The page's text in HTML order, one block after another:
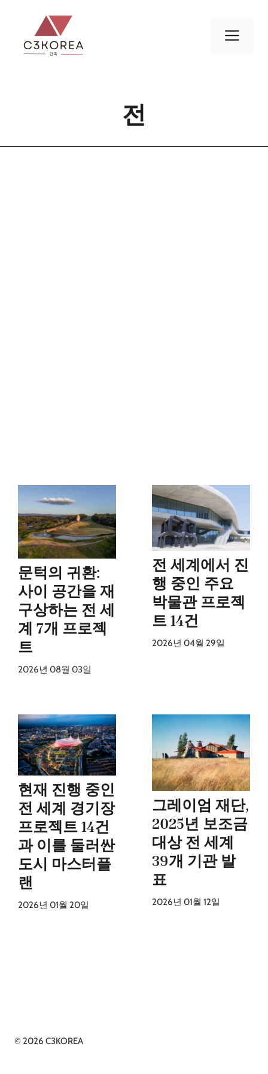
메
전
문턱의 귀환:
사이 공간을 재
구상하는 전 세
계 7개 프로젝
트
2026년 08월 03일
전 세계에서 진
행 중인 주요
박물관 프로젝
트 14건
2026년 04월 29일
현재 진행 중인
전 세계 경기장
프로젝트 14건
과 이를 둘러싼
도시 마스터플
랜
2026년 01월 20일
그레이엄 재단,
2025년 보조금
대상 전 세계
39개 기관 발
표
2026년 01월 12일
© 2026 C3KOREA